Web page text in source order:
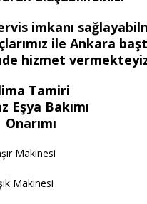
imkanı
ile Ankara
hizmet
Tamiri
Eşya Bakımı
Makinesi
Makinesi